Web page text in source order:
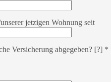
jetzigen Wohnung seit
Versicherung abgegeben? [?] *